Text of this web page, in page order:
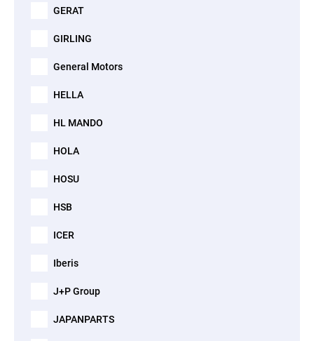
GERAT
GIRLING
General Motors
HELLA
HL MANDO
HOLA
HOSU
HSB
ICER
Iberis
J+P Group
JAPANPARTS